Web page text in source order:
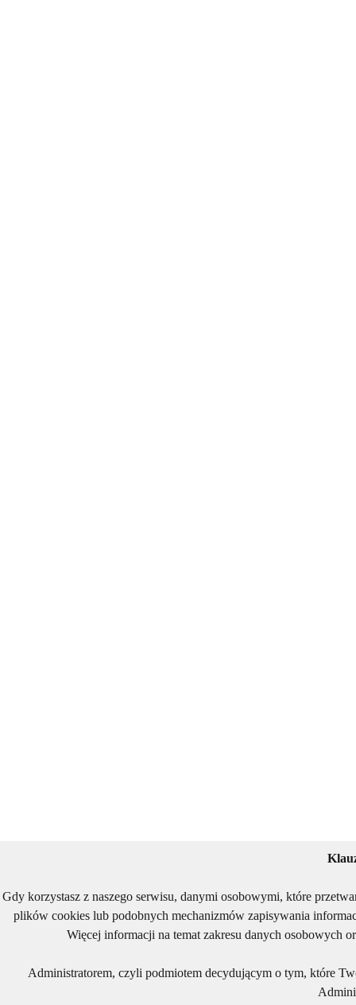
Gdy korzystasz z naszego serwisu, danymi osobowymi, które
plików cookies lub podobnych mechanizmów zapisywania
Więcej informacji na temat zakresu danych osobowych
Administratorem, czyli podmiotem decydującym o tym, które